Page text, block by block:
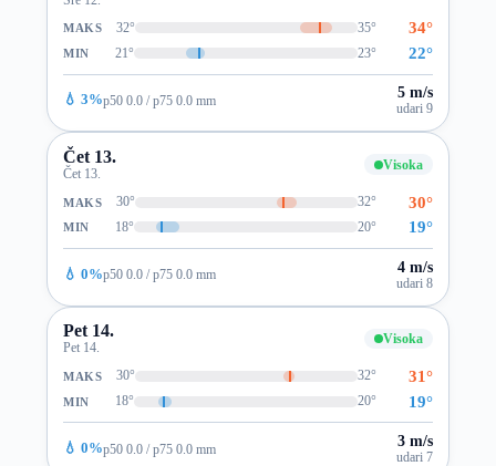
MAKS 32° 35° 34°
MIN 21° 23° 22°
💧 3%p50 0.0 / p75 0.0 mm 5 m/s
udari 9
Čet 13.
Čet 13.
Visoka
MAKS 30° 32° 30°
MIN 18° 20° 19°
💧 0%p50 0.0 / p75 0.0 mm 4 m/s
udari 8
Pet 14.
Pet 14.
Visoka
MAKS 30° 32° 31°
MIN 18° 20° 19°
💧 0%p50 0.0 / p75 0.0 mm 3 m/s
udari 7